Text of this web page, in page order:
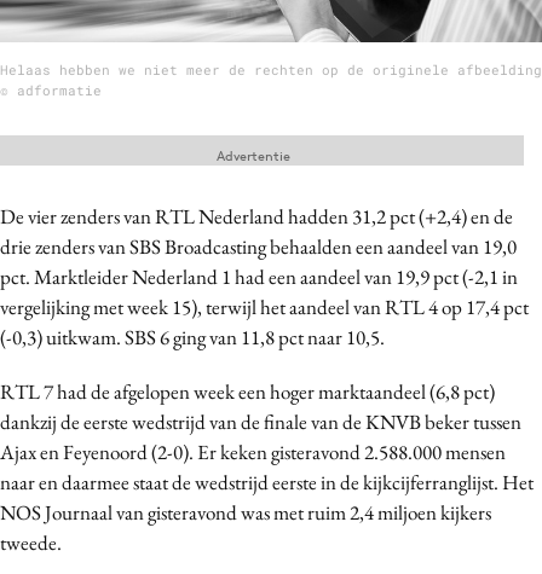
Adverteren
Events
Opleidingen
Topics
Artificial Intelligence
Bureaus
Carriere
Contentmarketing
Craft
Customer Experience
Data & Insights
Helaas hebben we niet meer de rechten op de originele afbeelding
© adformatie
De vier zenders van RTL Nederland hadden 31,2 pct (+2,4) en de
drie zenders van SBS Broadcasting behaalden een aandeel van 19,0
pct. Marktleider Nederland 1 had een aandeel van 19,9 pct (-2,1 in
vergelijking met week 15), terwijl het aandeel van RTL 4 op 17,4 pct
(-0,3) uitkwam. SBS 6 ging van 11,8 pct naar 10,5.
RTL 7 had de afgelopen week een hoger marktaandeel (6,8 pct)
dankzij de eerste wedstrijd van de finale van de KNVB beker tussen
Ajax en Feyenoord (2-0). Er keken gisteravond 2.588.000 mensen
naar en daarmee staat de wedstrijd eerste in de kijkcijferranglijst. Het
NOS Journaal van gisteravond was met ruim 2,4 miljoen kijkers
tweede.
Advertentie